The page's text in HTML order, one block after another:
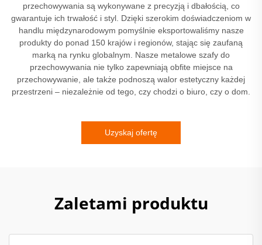
przechowywania są wykonywane z precyzją i dbałością, co
gwarantuje ich trwałość i styl. Dzięki szerokim doświadczeniom w
handlu międzynarodowym pomyślnie eksportowaliśmy nasze
produkty do ponad 150 krajów i regionów, stając się zaufaną
marką na rynku globalnym. Nasze metalowe szafy do
przechowywania nie tylko zapewniają obfite miejsce na
przechowywanie, ale także podnoszą walor estetyczny każdej
przestrzeni – niezależnie od tego, czy chodzi o biuro, czy o dom.
Uzyskaj ofertę
Zaletami produktu